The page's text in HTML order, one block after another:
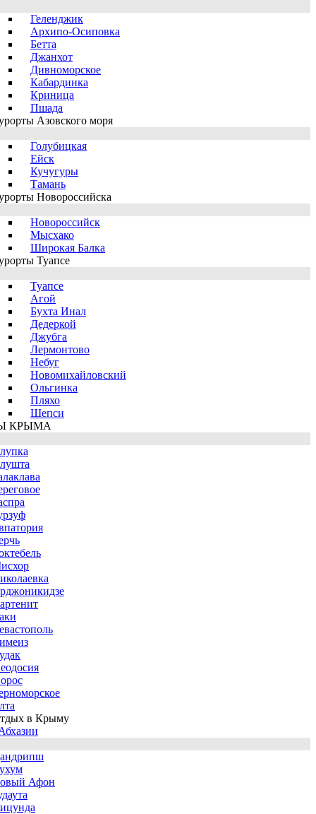
Геленджик
Архипо-Осиповка
Бетта
Джанхот
Дивноморское
Кабардинка
Криница
Пшада
Азовского моря
Голубицкая
Ейск
Кучугуры
Тамань
Новороссийска
Новороссийск
Мысхако
Широкая Балка
Туапсе
Туапсе
Агой
Бухта Инал
Дедеркой
Джубга
Лермонтово
Небуг
Новомихайловский
Ольгинка
Пляхо
Шепси
КРЫМА
в Крыму
Афон